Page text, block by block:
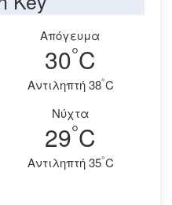
Απόγευμα
30°C
Aντιληπτή 38°C
Νύχτα
29°C
Aντιληπτή 35°C